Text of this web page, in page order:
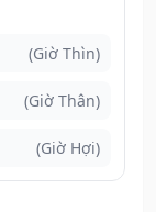
(Giờ Thìn)
(Giờ Thân)
(Giờ Hợi)